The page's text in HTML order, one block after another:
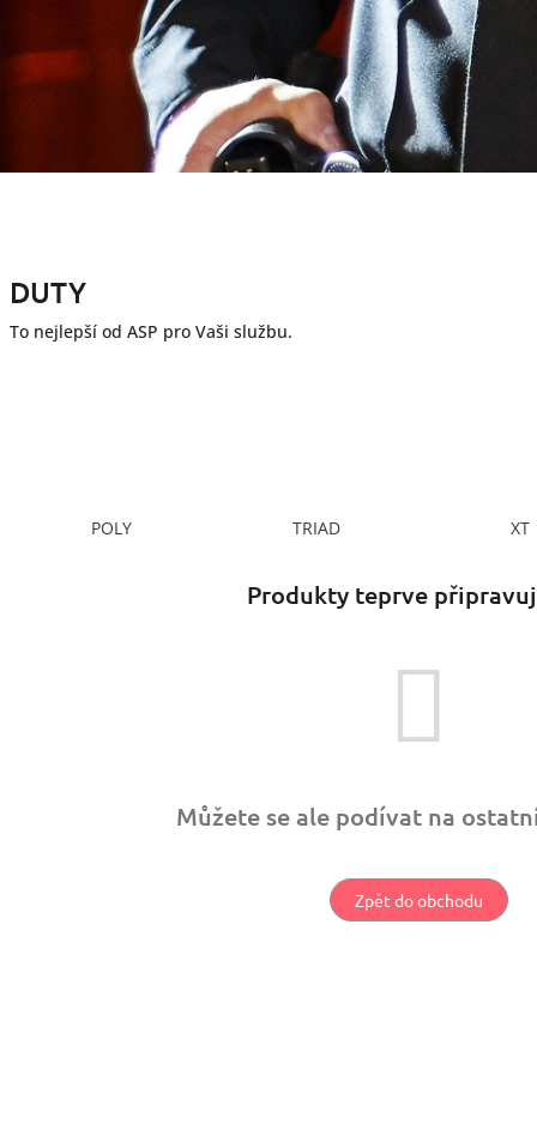
DUTY
To nejlepší od ASP pro Vaši službu.
POLY TRIAD XT
Produkty teprve
Můžete se ale podívat na
Zpět do obchodu